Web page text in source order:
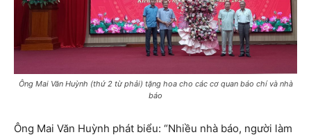
Ông Mai Văn Huỳnh (thứ 2 từ phải) tặng hoa cho các cơ quan báo chí và nhà
báo
Ông Mai Văn Huỳnh phát biểu: “Nhiều nhà báo, người làm